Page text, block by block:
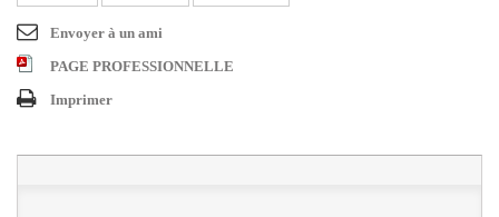
Envoyer à un ami
PAGE PROFESSIONNELLE
Imprimer